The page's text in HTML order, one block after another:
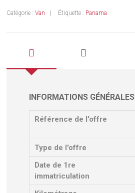
Catégorie :Van Étiquette : Panama
INFORMATIONS GÉNÉRALES
Référence de l'offre
Type de l'offre
Date de 1re
immatriculation